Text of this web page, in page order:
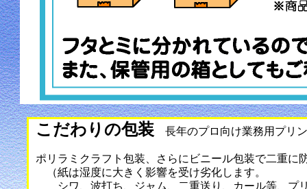
こだわりの包装 長年のプロ向け業務用プリ
ポリラミクラフト包装、さらにビニール包装で二重に
（紙は湿度に大きく影響を受け劣化します。
シワ、波打ち、ジャム、二重送り、カール等、プ